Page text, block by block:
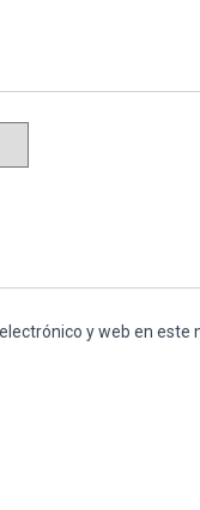
y web en este